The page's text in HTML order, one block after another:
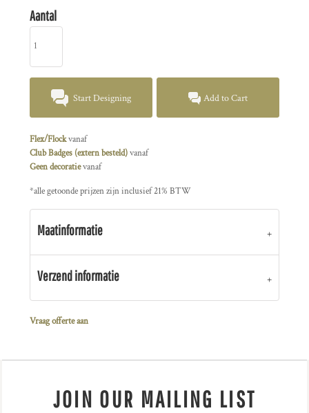
Aantal
Start Designing Add to Cart
Flex/Flockvanaf
Club Badges (extern besteld)vanaf
Geen decoratievanaf
*alle getoonde prijzen zijn inclusief 21% BTW
Maatinformatie
Verzend informatie
Vraag offerte aan
JOIN OUR MAILING LIST